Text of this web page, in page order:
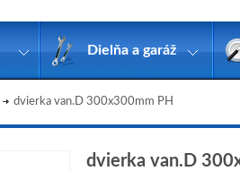
dvierka van.D 300x300mm PH
dvierka van.D
Dielňa a garáž